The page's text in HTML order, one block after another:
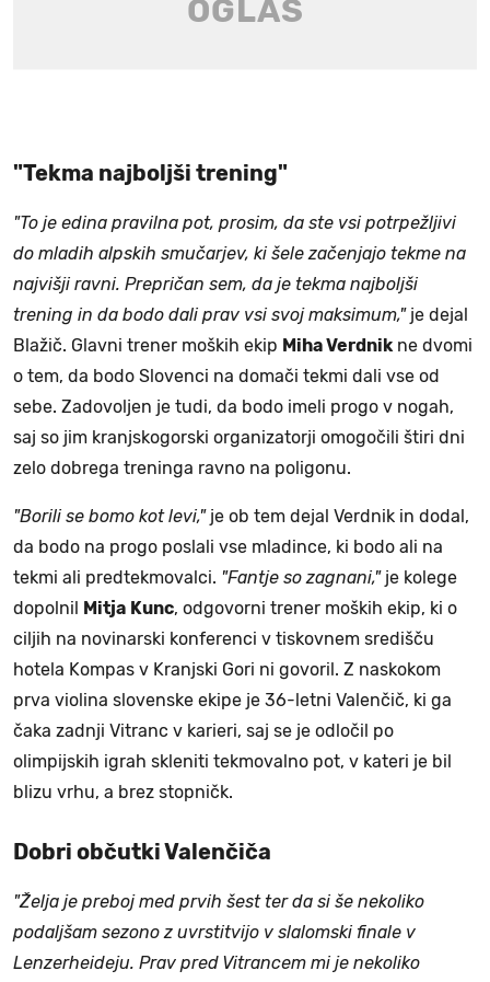
"Tekma najboljši trening"
"To je edina pravilna pot, prosim, da ste vsi potrpežljivi
do mladih alpskih smučarjev, ki šele začenjajo tekme na
najvišji ravni. Prepričan sem, da je tekma najboljši
trening in da bodo dali prav vsi svoj maksimum," je dejal
Blažič. Glavni trener moških ekip Miha Verdnikne dvomi
o tem, da bodo Slovenci na domači tekmi dali vse od
sebe. Zadovoljen je tudi, da bodo imeli progo v nogah,
saj so jim kranjskogorski organizatorji omogočili štiri dni
zelo dobrega treninga ravno na poligonu.
"Borili se bomo kot levi,"je ob tem dejal Verdnik in dodal,
da bodo na progo poslali vse mladince, ki bodo ali na
tekmi ali predtekmovalci. "Fantje so zagnani,"je kolege
dopolnil
Mitja Kunc, odgovorni trener moških ekip, ki o
ciljih na novinarski konferenci v tiskovnem središču
hotela Kompas v Kranjski Gori ni govoril. Z naskokom
prva violina slovenske ekipe je 36-letni Valenčič, ki ga
čaka zadnji Vitranc v karieri, saj se je odločil po
olimpijskih igrah skleniti tekmovalno pot, v kateri je bil
blizu vrhu, a brez stopničk.
Dobri občutki Valenčiča
"Želja je preboj med prvih šest ter da si še nekoliko
podaljšam sezono z uvrstitvijo v slalomski finale v
Lenzerheideju. Prav pred Vitrancem mi je nekoliko